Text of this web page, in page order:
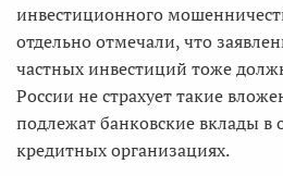
инвестиционного
отдельно отмечали, что
частных инвестиций тоже
России не страхует такие
подлежат банковские вклады
кредитных организациях.